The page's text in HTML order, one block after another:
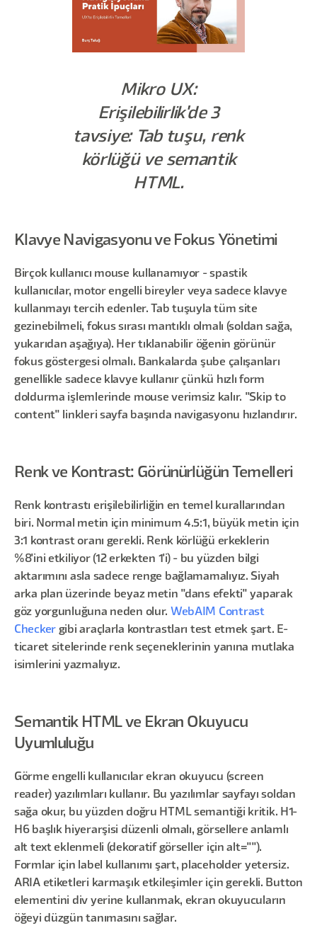
Mikro UX:
Erişilebilirlik'de 3
tavsiye: Tab tuşu, renk
körlüğü ve semantik
HTML.
Klavye Navigasyonu ve Fokus Yönetimi
Birçok kullanıcı mouse kullanamıyor - spastik
kullanıcılar, motor engelli bireyler veya sadece klavye
kullanmayı tercih edenler. Tab tuşuyla tüm site
gezinebilmeli, fokus sırası mantıklı olmalı (soldan sağa,
yukarıdan aşağıya). Her tıklanabilir öğenin görünür
fokus göstergesi olmalı. Bankalarda şube çalışanları
genellikle sadece klavye kullanır çünkü hızlı form
doldurma işlemlerinde mouse verimsiz kalır. "Skip to
content" linkleri sayfa başında navigasyonu hızlandırır.
Renk ve Kontrast: Görünürlüğün Temelleri
Renk kontrastı erişilebilirliğin en temel kurallarından
biri. Normal metin için minimum 4.5:1, büyük metin için
3:1 kontrast oranı gerekli. Renk körlüğü erkeklerin
%8'ini etkiliyor (12 erkekten 1'i) - bu yüzden bilgi
aktarımını asla sadece renge bağlamamalıyız. Siyah
arka plan üzerinde beyaz metin "dans efekti" yaparak
göz yorgunluğuna neden olur. WebAIM Contrast
Checker gibi araçlarla kontrastları test etmek şart. E-
ticaret sitelerinde renk seçeneklerinin yanına mutlaka
isimlerini yazmalıyız.
Semantik HTML ve Ekran Okuyucu
Uyumluluğu
Görme engelli kullanıcılar ekran okuyucu (screen
reader) yazılımları kullanır. Bu yazılımlar sayfayı soldan
sağa okur, bu yüzden doğru HTML semantiği kritik. H1-
H6 başlık hiyerarşisi düzenli olmalı, görsellere anlamlı
alt text eklenmeli (dekoratif görseller için alt="").
Formlar için label kullanımı şart, placeholder yetersiz.
ARIA etiketleri karmaşık etkileşimler için gerekli. Button
elementini div yerine kullanmak, ekran okuyucuların
öğeyi düzgün tanımasını sağlar.